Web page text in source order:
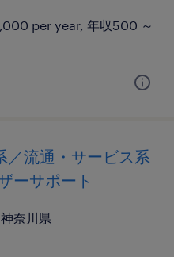
per year, 年収500 ～
流通・サービス系
ーサポート
奈川県